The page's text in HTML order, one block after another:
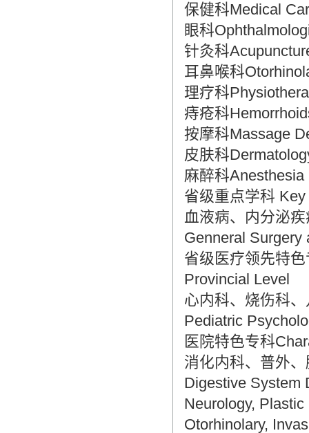
保健科Medical
眼科
针灸科
耳鼻喉科
理疗科
痔疮科
按摩科Massage
皮肤科
麻醉科Anesthesia
省级重点学科
血液病、内分泌
Genneral Surgery
省级医疗领先特
Provincial Level
心内科、烧伤科
Pediatric
医院特色专科
消化内科、普外
Digestive System
Neurology, Plastic
Otorhinolary,